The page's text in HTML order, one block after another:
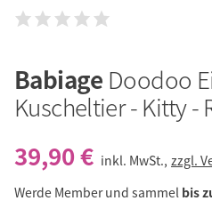
Babiage Doodoo
Kuscheltier - Kitty -
39,90 € inkl. MwSt., zzgl.
Werde Member und sammel bis